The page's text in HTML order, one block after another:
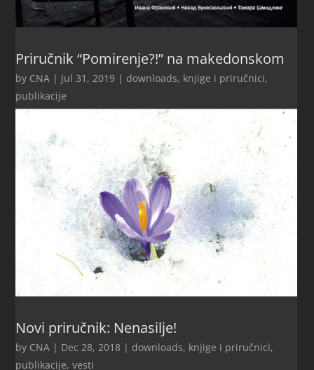
Priručnik “Pomirenje?!” na makedonskom
by CNA | Jul 31, 2019 | downloads, knjige i priručnici,
publikacije
Novi priručnik: Nenasilje!
by CNA | Dec 28, 2018 | downloads, knjige i priručnici,
publikacije,vesti